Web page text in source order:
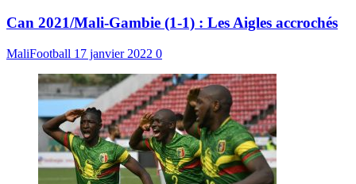
Can 2021/Mali-Gambie (1-1) : Les Aigles accrochés
MaliFootball 17 janvier 2022 0